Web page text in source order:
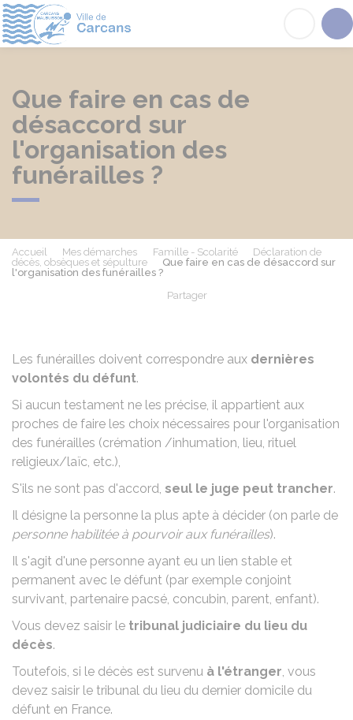
Que faire en cas de
désaccord sur
l'organisation des
funérailles ?
Accueil Mes démarches Famille - Scolarité
Déclaration de
décès, obsèques et sépulture
Que faire en cas de désaccord sur
l'organisation des funérailles ?
Partager
Les funérailles doivent correspondre aux dernières
volontés du défunt.
Si aucun testament ne les précise, il appartient aux
proches de faire les choix nécessaires pour l'organisation
des funérailles (crémation /inhumation, lieu, rituel
religieux/laïc, etc.),
S'ils ne sont pas d'accord, seul le juge peut trancher.
Il désigne la personne la plus apte à décider (on parle de
personne habilitée à pourvoir aux funérailles).
Il s'agit d'une personne ayant eu un lien stable et
permanent avec le défunt (par exemple conjoint
survivant, partenaire pacsé, concubin, parent, enfant).
Vous devez saisir le tribunal judiciaire du lieu du
décès.
Toutefois, si le décès est survenu à l'étranger, vous
devez saisir le tribunal du lieu du dernier domicile du
défunt en France.